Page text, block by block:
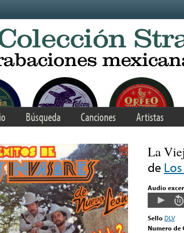
Búsqueda Canciones Artistas
La
de
Audio
Sello DLV
Numero de